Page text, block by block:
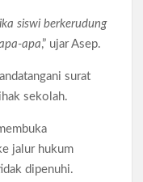
siswi berkerudung
apa,” ujar Asep.
surat
sekolah.
jalur hukum
dipenuhi.